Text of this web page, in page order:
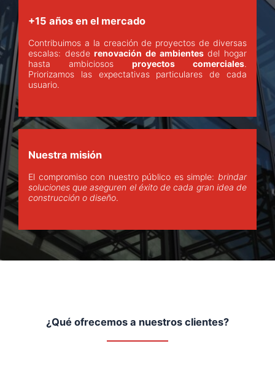
+15 años en el mercado
Contribuimos a la creación de proyectos de diversas
escalas: desderenovación de ambientesdel hogar
hasta ambiciosos proyectos comerciales.
Priorizamos las expectativas particulares de cada
usuario.
Nuestra misión
El compromiso con nuestro público es simple: brindar
soluciones que aseguren el éxito de cada gran idea de
construcción o diseño.
¿Qué ofrecemos a nuestros clientes?